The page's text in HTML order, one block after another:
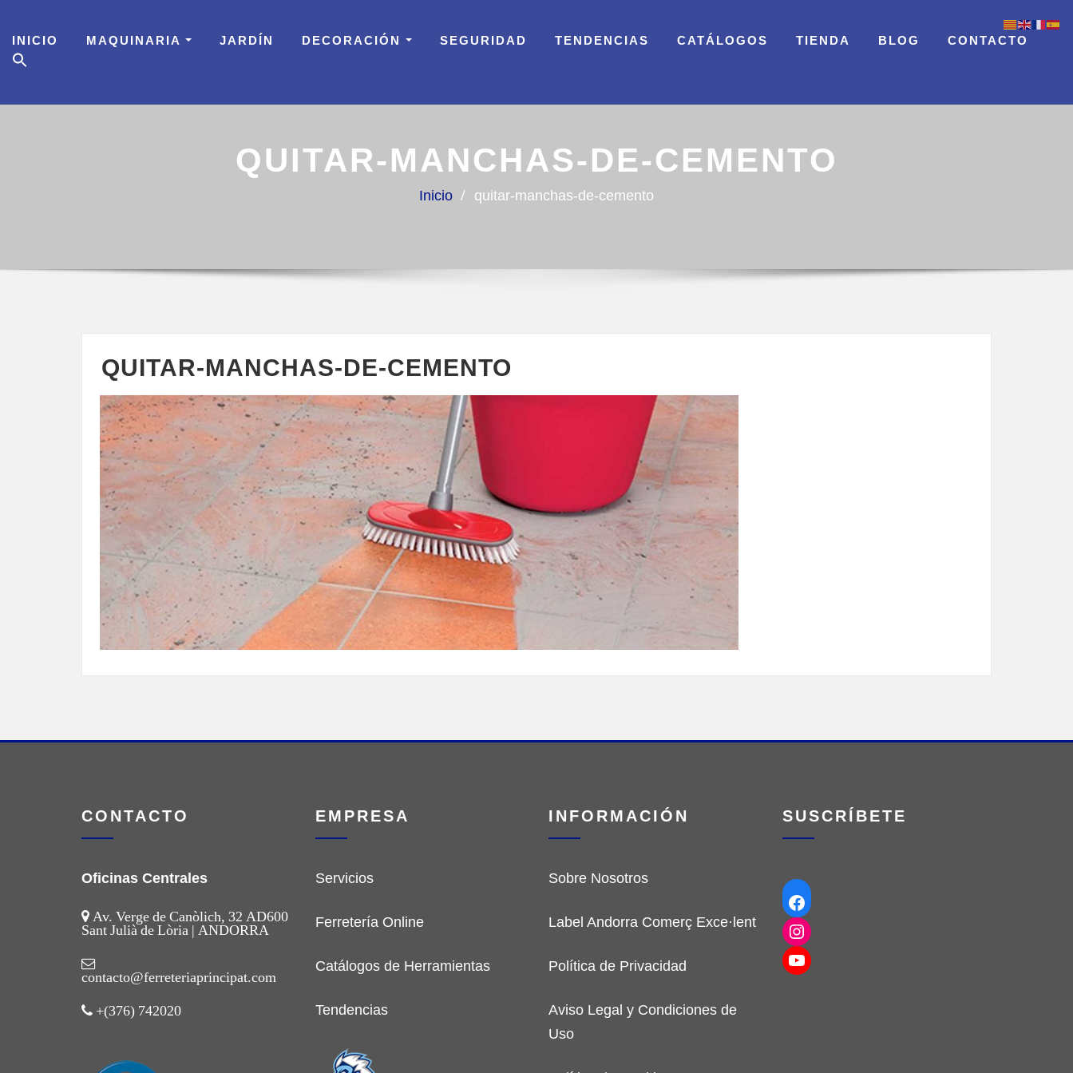
content
INICIO MAQUINARIA JARDÍN DECORACIÓN SEGURIDAD TENDENCIAS CATÁLOGOS TIENDA BLOG CONTACTO
QUITAR-MANCHAS-DE-CEMENTO
Inicio quitar-manchas-de-cemento
QUITAR-MANCHAS-DE-CEMENTO
CONTACTO
Oficinas Centrales
Av. Verge de Canòlich, 32 AD600
Sant Julià de Lòria | ANDORRA
contacto@ferreteriaprincipat.com
+(376) 742020
EMPRESA
Servicios
Ferretería Online
Catálogos de Herramientas
Tendencias
INFORMACIÓN
Sobre Nosotros
Label Andorra Comerç Exce·lent
Política de Privacidad
Aviso Legal y Condiciones de
Uso
SUSCRÍBETE
Facebook
Instagram
YouTube